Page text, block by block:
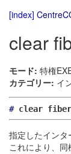
[index]
clear
モード: 特権
カテゴリー: イ
# clear
指定したイン
これにより、